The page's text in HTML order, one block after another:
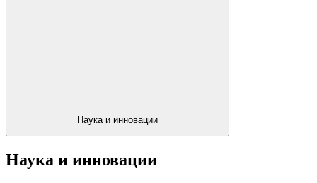
Наука и инновации
Наука и инновации